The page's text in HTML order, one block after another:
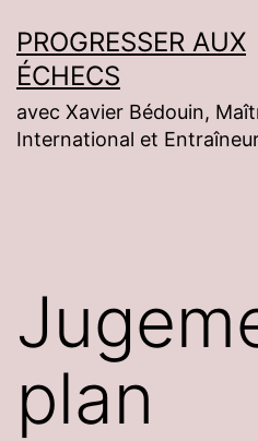
au
contenu
PROGRESSER AUX
ÉCHECS
avec Xavier Bédouin,
International et
plan